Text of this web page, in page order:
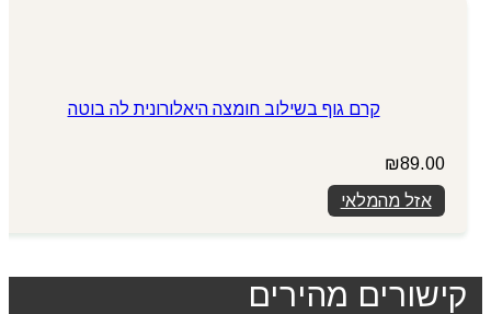
קרם גוף בשילוב חומצה היאלורונית לה בוטה
₪89.00
אזל מהמלאי
קישורים מהירים